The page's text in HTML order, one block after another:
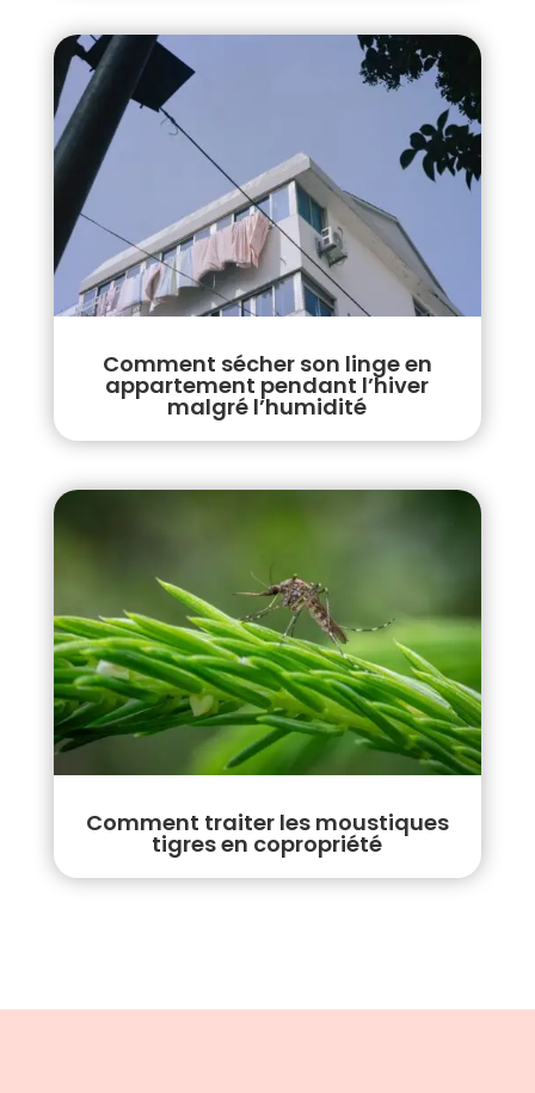
Comment sécher son linge en
appartement pendant l’hiver
malgré l’humidité
Comment traiter les moustiques
tigres en copropriété